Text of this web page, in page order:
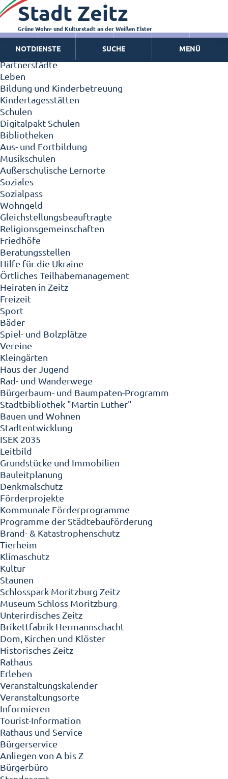
Zeitz - Die Kleinstadt
Willkommen in Zeitz!
Interview mit Oberbürgermeister Christian Thieme
Zeitz - Stadt der Zukunft
Ortschaften
Partnerstädte
Leben
Bildung und Kinderbetreuung
Kindertagesstätten
Schulen
Digitalpakt Schulen
Bibliotheken
Aus- und Fortbildung
Musikschulen
Außerschulische Lernorte
Soziales
Sozialpass
Wohngeld
Gleichstellungsbeauftragte
Religionsgemeinschaften
Friedhöfe
Beratungsstellen
Hilfe für die Ukraine
Örtliches Teilhabemanagement
Heiraten in Zeitz
Freizeit
Sport
Bäder
Spiel- und Bolzplätze
Vereine
Kleingärten
Haus der Jugend
Rad- und Wanderwege
Bürgerbaum- und Baumpaten-Programm
Stadtbibliothek "Martin Luther"
Bauen und Wohnen
Stadtentwicklung
ISEK 2035
Leitbild
Grundstücke und Immobilien
Bauleitplanung
Denkmalschutz
Förderprojekte
Kommunale Förderprogramme
Programme der Städtebauförderung
Brand- & Katastrophenschutz
Tierheim
Klimaschutz
Kultur
Staunen
Schlosspark Moritzburg Zeitz
Museum Schloss Moritzburg
Unterirdisches Zeitz
Brikettfabrik Hermannschacht
Dom, Kirchen und Klöster
Historisches Zeitz
Rathaus
Erleben
Veranstaltungskalender
Veranstaltungsorte
Informieren
Tourist-Information
Rathaus und Service
Bürgerservice
Anliegen von A bis Z
Bürgerbüro
Stadt Zeitz
Grüne Wohn- und Kulturstadt an der Weißen Elster
NOTDIENSTE SUCHE MENÜ